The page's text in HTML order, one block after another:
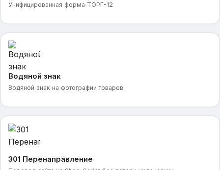
Унифицированная форма ТОРГ-12
Водяной знак
Водяной знак на фотографии товаров
301 Перенаправление